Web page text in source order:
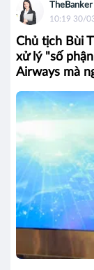
TheBanker
10:19 30/
Chủ tịch Bùi
xử lý "số
Airways mà